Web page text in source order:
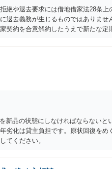
絶や退去要求には借地借家法28条上
退去義務が生じるものではありませ
契約を合意解約したうえで新たな定
用の準備が困難な事情などは、借主
素ですので、貸主側にかなり具体的
ではなく、引渡しがされていれば賃
通借家契約が継続しており定期借家
際に住む予定か等）を具体的に書
ること、を基本方針としたうえで
回復費用負担などの条件を明確にし
・期間の定め・定期借家に関する記
）が、借主不利な特約として無効に
に内容を十分に確認し、不明点は
新品の状態にしなければならないと
劣化は貸主負担です。原状回復をめ
てください。